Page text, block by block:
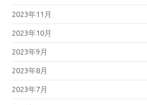
2023年11月
2023年10月
2023年9月
2023年8月
2023年7月